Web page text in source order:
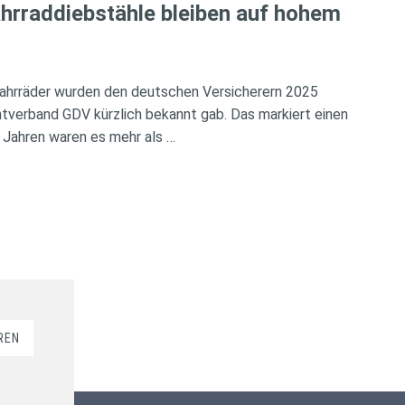
bleiben auf hohem
wurden den deutschen Versicherern 2025
GDV kürzlich bekannt gab. Das markiert einen
waren es mehr als …